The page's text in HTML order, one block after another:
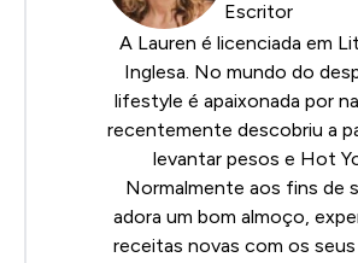
Escritor
A Lauren é licenciada em
Inglesa. No mundo do
lifestyle é apaixonada por
recentemente descobriu a
levantar pesos e Hot
Normalmente aos fins de
adora um bom almoço,
receitas novas com os